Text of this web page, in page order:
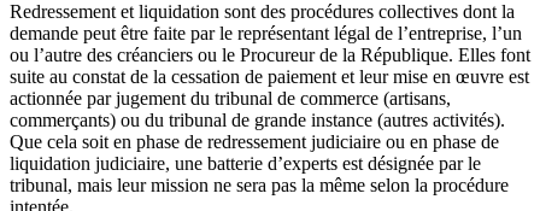
Redressement et liquidation sont des procédures collectives dont la
demande peut être faite par le représentant légal de l’entreprise, l’un
ou l’autre des créanciers ou le Procureur de la République. Elles font
suite au constat de la cessation de paiement et leur mise en œuvre est
actionnée par jugement du tribunal de commerce (artisans,
commerçants) ou du tribunal de grande instance (autres activités).
Que cela soit en phase de redressement judiciaire ou en phase de
liquidation judiciaire, une batterie d’experts est désignée par le
tribunal, mais leur mission ne sera pas la même selon la procédure